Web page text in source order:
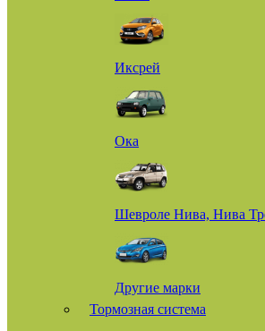
Иксрей
Ока
Шевроле Нива, Нива
Другие марки
Тормозная система